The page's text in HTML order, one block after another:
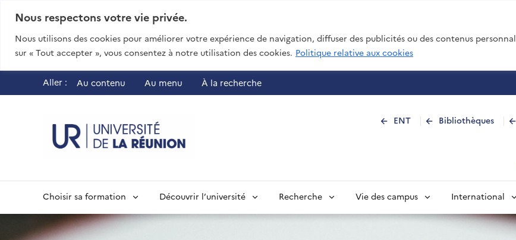
Nous respectons votre vie privée.
Nous utilisons des cookies pour améliorer votre expérience de navigation, diffuser des publicités ou des contenus
sur « Tout accepter », vous consentez à notre utilisation des cookies. Politique relative aux cookies
Aller : Au contenu Au menu À la recherche
ENT Bibliothèques
Choisir sa formation Découvrir l’université Recherche Vie des campus International